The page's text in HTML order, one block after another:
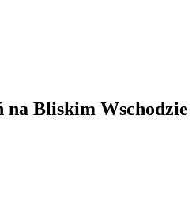
na Bliskim Wschodzie